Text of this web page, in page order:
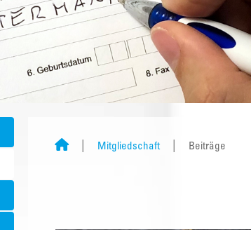
Mitgliedschaft Beiträge